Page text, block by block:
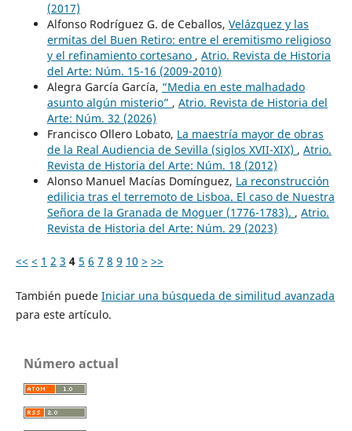
(2017)
Alfonso Rodríguez G. de Ceballos, Velázquez y las
ermitas del Buen Retiro: entre el eremitismo religioso
y el refinamiento cortesano , Atrio. Revista de Historia
del Arte: Núm. 15-16 (2009-2010)
Alegra García García, “Media en este malhadado
asunto algún misterio” , Atrio. Revista de Historia del
Arte: Núm. 32 (2026)
Francisco Ollero Lobato, La maestría mayor de obras
de la Real Audiencia de Sevilla (siglos XVII-XIX) , Atrio.
Revista de Historia del Arte: Núm. 18 (2012)
Alonso Manuel Macías Domínguez, La reconstrucción
edilicia tras el terremoto de Lisboa. El caso de Nuestra
Señora de la Granada de Moguer (1776-1783). , Atrio.
Revista de Historia del Arte: Núm. 29 (2023)
<< < 1 2 3 4 5 6 7 8 9 10 > >>
También puede Iniciar una búsqueda de similitud avanzada
para este artículo.
Número actual